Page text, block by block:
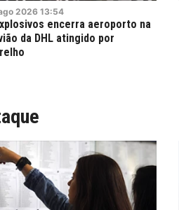
2026 13:54
encerra aeroporto na
da DHL atingido por